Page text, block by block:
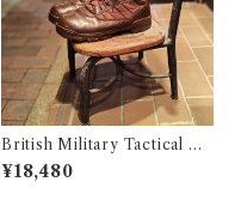
British Military Tactical Bo
ots Brown 8W / BATES / イ
ギリス軍 コンバット ブーツ ベ
¥18,480